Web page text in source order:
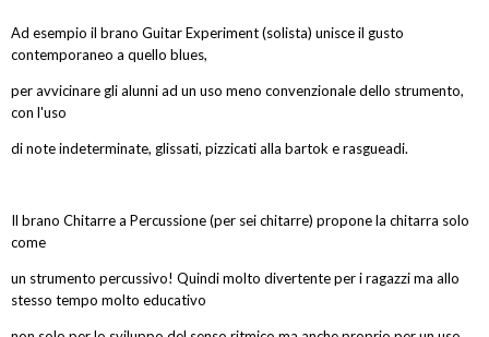
Ad esempio il brano Guitar Experiment (solista) unisce il gusto
contemporaneo a quello blues,
per avvicinare gli alunni ad un uso meno convenzionale dello strumento,
con l'uso
di note indeterminate, glissati, pizzicati alla bartok e rasgueadi.
Il brano Chitarre a Percussione (per sei chitarre) propone la chitarra solo
come
un strumento percussivo! Quindi molto divertente per i ragazzi ma allo
stesso tempo molto educativo